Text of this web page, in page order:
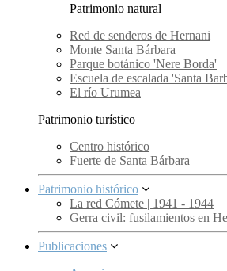
Patrimonio natural
Red de senderos de Hernani
Monte Santa Bárbara
Parque botánico 'Nere Borda'
Escuela de escalada 'Santa
El río Urumea
Patrimonio turístico
Centro histórico
Fuerte de Santa Bárbara
Patrimonio histórico
La red Cómete | 1941 - 1944
Gerra civil: fusilamientos en
Publicaciones